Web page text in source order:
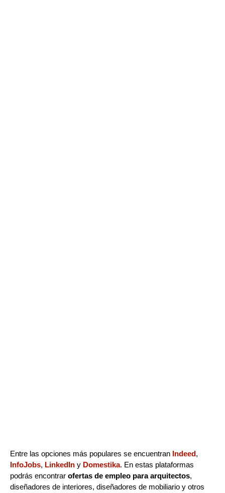
Entre las opciones más populares se encuentran Indeed,
InfoJobs, LinkedIn y Domestika. En estas plataformas
podrás encontrar ofertas de empleo para arquitectos,
diseñadores de interiores, diseñadores de mobiliario y otros